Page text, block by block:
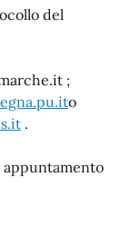
del
;
o
.